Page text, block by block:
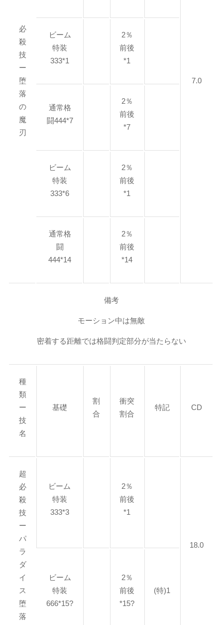
必
殺
技
ー
堕
落
の
魔
刃
7.0
ビーム
特装
333*1
2％
前後
*1
通常格
闘444*7
2％
前後
*7
ビーム
特装
333*6
2％
前後
*1
通常格
闘
444*14
2％
前後
*14
備考
モーション中は無敵
密着する距離では格闘判定部分が当たらない
種
類
ー
技
名
基礎
割
合
衝突
割合
特記 CD
超
必
殺
技
ー
パ
ラ
ダ
イ
ス
堕
落
ビーム
特装
333*3
2％
前後
*1
18.0
ビーム
特装
666*15?
2％
前後
*15?
(特)1